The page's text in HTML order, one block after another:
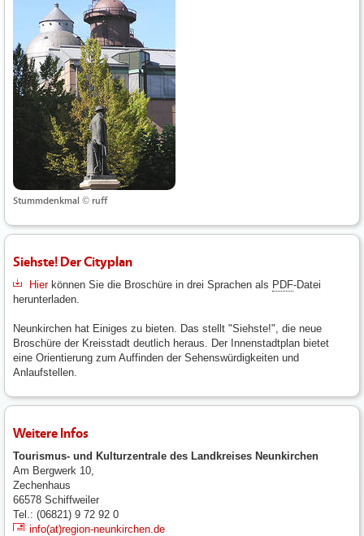
Stummdenkmal © ruff
Siehste! Der Cityplan
Hierkönnen Sie die Broschüre in drei Sprachen als PDF-Datei
herunterladen.
Neunkirchen hat Einiges zu bieten. Das stellt "Siehste!", die neue
Broschüre der Kreisstadt deutlich heraus. Der Innenstadtplan bietet
eine Orientierung zum Auffinden der Sehenswürdigkeiten und
Anlaufstellen.
Weitere Infos
Tourismus- und Kulturzentrale des Landkreises Neunkirchen
Am Bergwerk 10,
Zechenhaus
66578 Schiffweiler
Tel.: (06821) 9 72 92 0
info(at)region-neunkirchen.de